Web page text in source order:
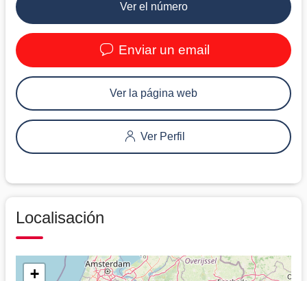
Ver el número
Enviar un email
Ver la página web
Ver Perfil
Localisación
+